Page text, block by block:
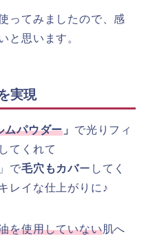
ってみましたので、感
と思います。
実現
ムパウダー 」 で光りフィ
てくれて
」で毛穴もカバーしてく
レイな仕上がりに♪
を使用していない肌へ